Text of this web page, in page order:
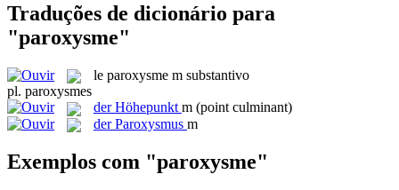
Traduções de dicionário para
"paroxysme"
le paroxysme m substantivo
pl. paroxysmes
derHöhepunkt m (point culminant)
derParoxysmus m
Exemplos com "paroxysme"